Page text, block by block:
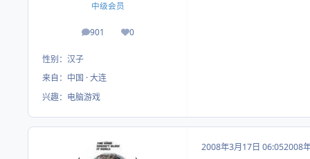
中级会员
901
帖子 0
荣誉积分
性别： 汉子
来自： 中国 · 大连
兴趣： 电脑游戏
2008年3月17日 06:052008